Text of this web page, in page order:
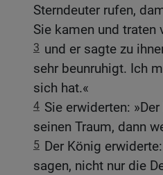
Sterndeuter rufen,
Sie kamen und traten
3 und er sagte zu
sehr beunruhigt. Ich
sich hat.«
4 Sie erwiderten:
seinen Traum, dann
5 Der König
sagen, nicht nur die